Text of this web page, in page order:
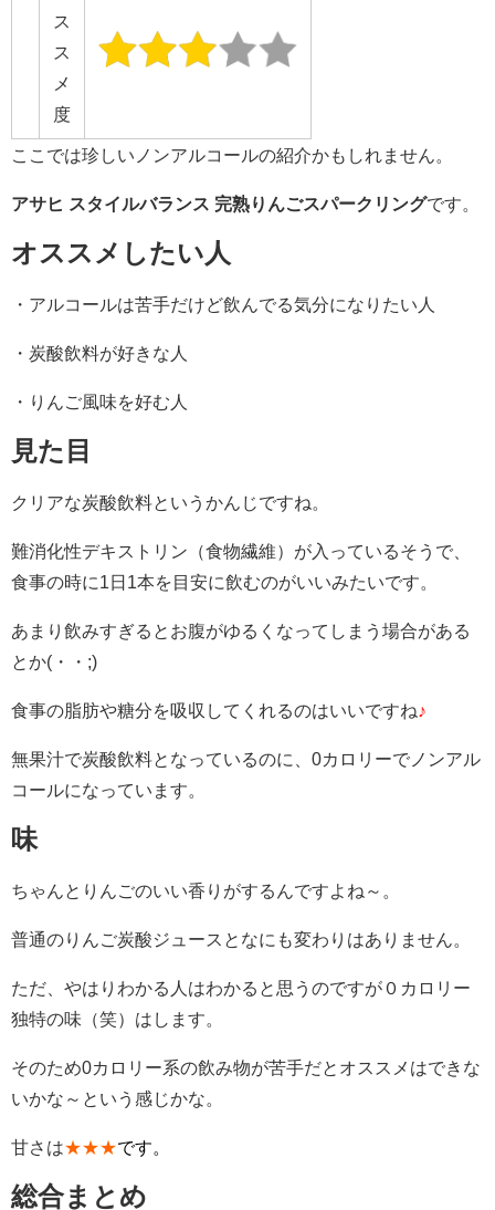
ス
ス
メ
度
ここでは珍しいノンアルコールの紹介かもしれません。
アサヒ スタイルバランス 完熟りんごスパークリングです。
オススメしたい人
・アルコールは苦手だけど飲んでる気分になりたい人
・炭酸飲料が好きな人
・りんご風味を好む人
見た目
クリアな炭酸飲料というかんじですね。
難消化性デキストリン（食物繊維）が入っているそうで、
食事の時に1日1本を目安に飲むのがいいみたいです。
あまり飲みすぎるとお腹がゆるくなってしまう場合がある
とか(・・;)
食事の脂肪や糖分を吸収してくれるのはいいですね ♪
無果汁で炭酸飲料となっているのに、0カロリーでノンアル
コールになっています。
味
ちゃんとりんごのいい香りがするんですよね～。
普通のりんご炭酸ジュースとなにも変わりはありません。
ただ、やはりわかる人はわかると思うのですが０カロリー
独特の味（笑）はします。
そのため0カロリー系の飲み物が苦手だとオススメはできな
いかな～という感じかな。
甘さは★★★です。
総合まとめ